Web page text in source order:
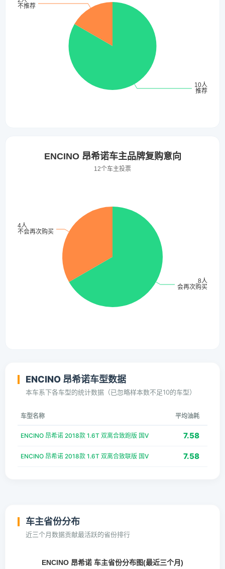
ENCINO 昂希诺车型数据
本车系下各车型的统计数据（已忽略样本数不足10的车型）
车型名称 平均油耗
ENCINO 昂希诺 2018款 1.6T 双离合致跑版 国V 7.58
ENCINO 昂希诺 2018款 1.6T 双离合致联版 国V 7.58
车主省份分布
近三个月数据贡献最活跃的省份排行